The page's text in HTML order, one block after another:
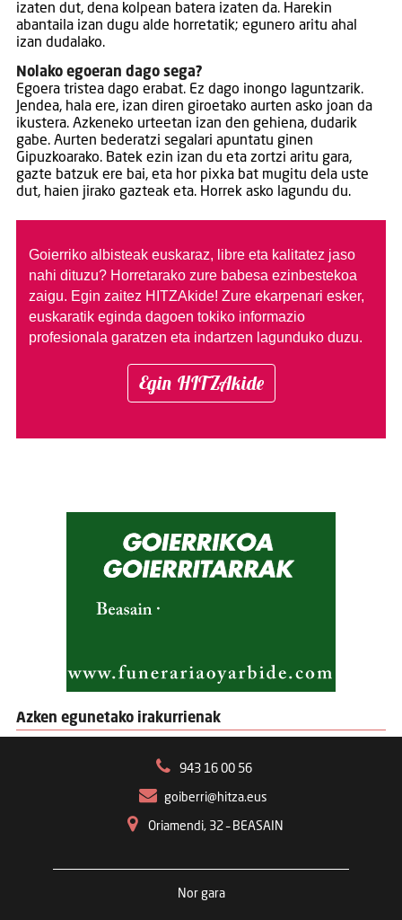
izaten dut, dena kolpean batera izaten da. Harekin
abantaila izan dugu alde horretatik; egunero aritu ahal
izan dudalako.
Nolako egoeran dago sega?
Egoera tristea dago erabat. Ez dago inongo laguntzarik.
Jendea, hala ere, izan diren giroetako aurten asko joan da
ikustera. Azkeneko urteetan izan den gehiena, dudarik
gabe. Aurten bederatzi segalari apuntatu ginen
Gipuzkoarako. Batek ezin izan du eta zortzi aritu gara,
gazte batzuk ere bai, eta hor pixka bat mugitu dela uste
dut, haien jirako gazteak eta. Horrek asko lagundu du.
Goierriko albisteak euskaraz, libre eta kalitatez jaso
nahi dituzu? Horretarako zure babesa ezinbestekoa
zaigu. Egin zaitez HITZAkide! Zure ekarpenari esker,
euskaratik eginda dagoen tokiko informazio
profesionala garatzen eta indartzen lagunduko duzu.
Egin HITZAkide
Azken egunetako irakurrienak
943 16 00 56
goiberri@hitza.eus
Oriamendi, 32 – BEASAIN
Nor gara